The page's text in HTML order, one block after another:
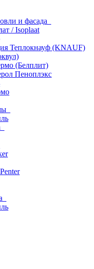
и фасада
/ Isoplaat
Теплокнауф (KNAUF)
(Белплит)
Пеноплэкс